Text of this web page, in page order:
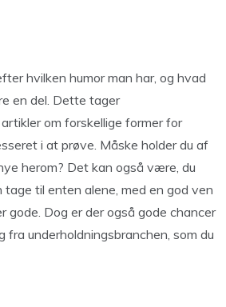
hvilken humor man har, og hvad
en del. Dette tager
om forskellige former for
i at prøve. Måske holder du af
herom? Det kan også være, du
til enten alene, med en god ven
gode. Dog er der også gode chancer
underholdningsbranchen, som du